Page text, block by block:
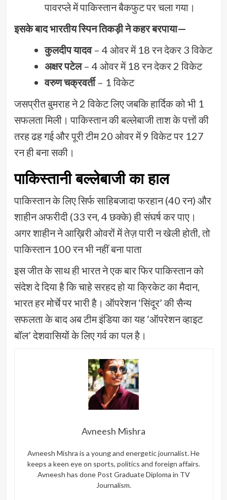
पावरप्ले में पाकिस्तान बैकफुट पर चला गया।
इसके बाद भारतीय स्पिन तिकड़ी ने कहर बरपाया—
कुलदीप यादव– 4 ओवर में 18 रन देकर 3 विकेट
अक्षर पटेल– 4 ओवर में 18 रन देकर 2 विकेट
वरुण चक्रवर्ती– 1 विकेट
जसप्रीत बुमराह ने 2 विकेट लिए जबकि हार्दिक को भी 1
सफलता मिली। पाकिस्तान की बल्लेबाजी ताश के पत्तों की
तरह ढह गई और पूरी टीम 20 ओवर में 9 विकेट पर 127
रन ही बना सकी।
पाकिस्तानी बल्लेबाजी का हाल
पाकिस्तान के लिए सिर्फ साहिबजादा फरहान (40 रन) और
शाहीन अफरीदी (33 रन, 4 छक्के) ही संघर्ष कर पाए।
अगर शाहीन ने आख़िरी ओवरों में तेज़ पारी न खेली होती, तो
पाकिस्तान 100 रन भी नहीं बना पाता
इस जीत के साथ ही भारत ने एक बार फिर पाकिस्तान को
संदेश दे दिया है कि चाहे सरहद हो या क्रिकेट का मैदान,
भारत हर मोर्चे पर भारी है। ऑपरेशन ‘सिंदूर’ की सैन्य
सफलता के बाद अब टीम इंडिया का यह ‘ऑपरेशन व्हाइट
बॉल’ देशवासियों के लिए गर्व का पल है।
Avneesh Mishra
Avneesh Mishra is a young and energetic journalist. He
keeps a keen eye on sports, politics and foreign affairs.
Avneesh has done Post Graduate Diploma in TV
Journalism.